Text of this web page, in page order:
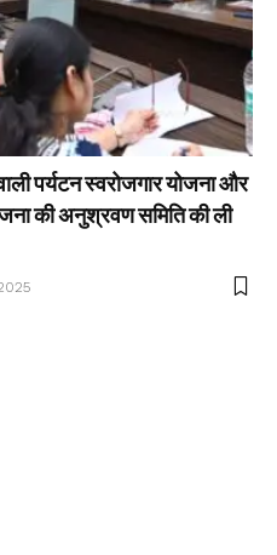
पर्यटन स्वरोजगार योजना और
की अनुश्रवण समिति की ली